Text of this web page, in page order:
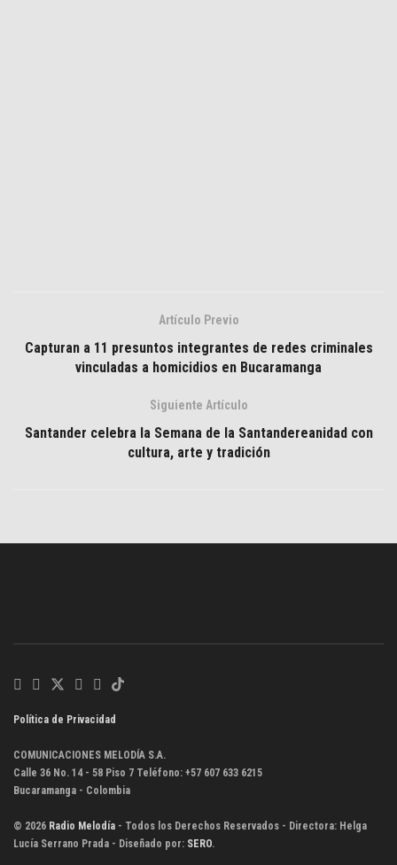
Artículo Previo
Capturan a 11 presuntos integrantes de redes criminales
vinculadas a homicidios en Bucaramanga
Siguiente Artículo
Santander celebra la Semana de la Santandereanidad con
cultura, arte y tradición
Política de Privacidad
COMUNICACIONES MELODÍA S.A.
Calle 36 No. 14 - 58 Piso 7 Teléfono: +57 607 633 6215
Bucaramanga - Colombia
© 2026 Radio Melodía - Todos los Derechos Reservados - Directora: Helga
Lucía Serrano Prada - Diseñado por: SERO.